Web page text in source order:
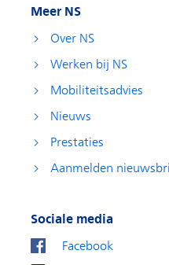
Meer NS
Over NS
Werken bij NS
Mobiliteitsadvies
Nieuws
Prestaties
Aanmelden
Sociale media
Facebook